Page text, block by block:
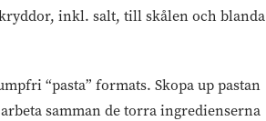
inkl. salt, till skålen och blanda
“pasta” formats. Skopa up pastan
samman de torra ingredienserna